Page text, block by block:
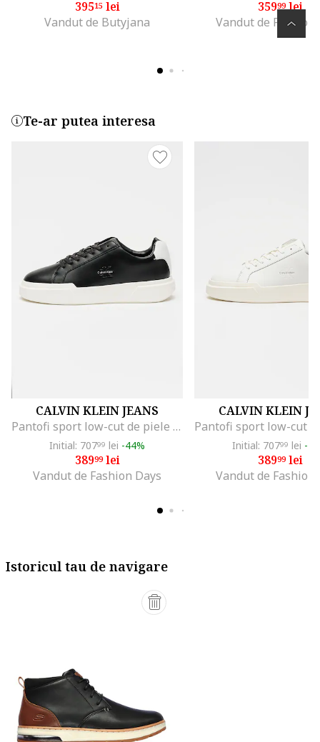
39515lei
Vandut de Butyjana
35999lei
Vandut de Fashion
Te-ar putea interesa
CALVIN KLEIN JEANS
Pantofi sport low-cut de piele cu logo, Alb/Negru
Initial: 70799 lei -44%
38999lei
Vandut de Fashion Days
CALVIN KLEIN
Initial: 70799 lei -
38999lei
Vandut de Fashion
Istoricul tau de navigare